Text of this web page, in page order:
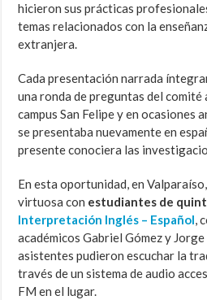
hicieron sus prácticas
temas relacionados con la
extranjera.
Cada presentación narrada
una ronda de preguntas del comité
campus San Felipe y en ocasiones
se presentaba nuevamente en
presente conociera las
En esta oportunidad, en
virtuosa con estudiantes de
Interpretación Inglés – Español,
académicos Gabriel Gómez y
asistentes pudieron escuchar la
través de un sistema de audio
FM en el lugar.